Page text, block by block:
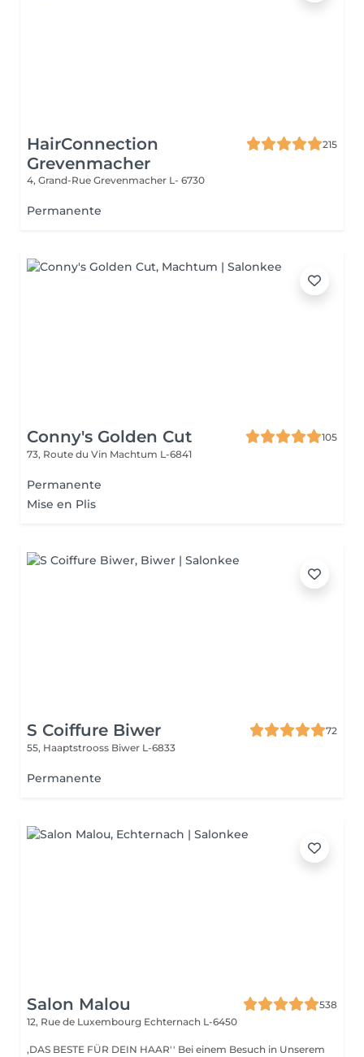
HairConnection
Grevenmacher
215
4, Grand-Rue Grevenmacher L- 6730
Permanente
Conny's Golden Cut
105
73, Route du Vin Machtum L-6841
Permanente
Mise en Plis
S Coiffure Biwer
72
55, Haaptstrooss Biwer L-6833
Permanente
Salon Malou
538
12, Rue de Luxembourg Echternach L-6450
,DAS BESTE FÜR DEIN HAAR'' Bei einem Besuch in Unserem